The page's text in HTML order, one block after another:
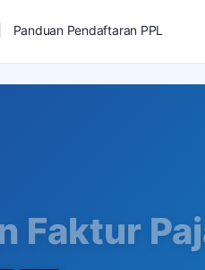
Panduan Pendaftaran PPL
Faktur